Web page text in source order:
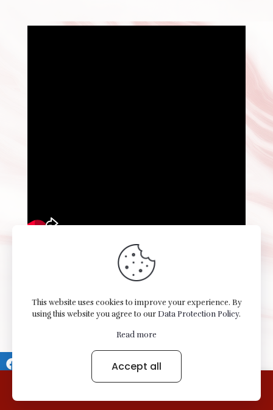
Terms of use Privacy Notice.
This website uses cookies to improve your experience. By
using this website you agree to ourData Protection Policy.
Read more
Accept all